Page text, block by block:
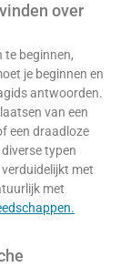
over
te beginnen,
je beginnen en
antwoorden.
van een
een draadloze
typen
met
met